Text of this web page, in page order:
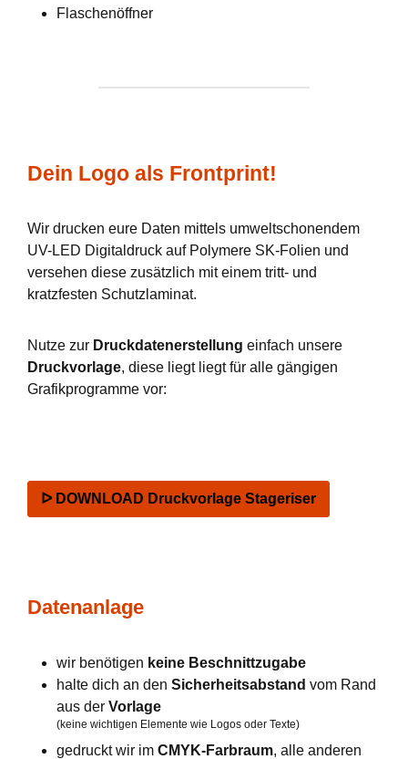
Flaschenöffner
Dein Logo als Frontprint!
Wir drucken eure Daten mittels umweltschonendem
UV-LED Digitaldruck auf Polymere SK-Folien und
versehen diese zusätzlich mit einem tritt- und
kratzfesten Schutzlaminat.
Nutze zur Druckdatenerstellung einfach unsere
Druckvorlage, diese liegt liegt für alle gängigen
Grafikprogramme vor:
ᐅ DOWNLOAD Druckvorlage Stageriser
Datenanlage
wir benötigen keine Beschnittzugabe
halte dich an den Sicherheitsabstand vom Rand
aus der Vorlage
(keine wichtigen Elemente wie Logos oder Texte)
gedruckt wir im CMYK-Farbraum, alle anderen